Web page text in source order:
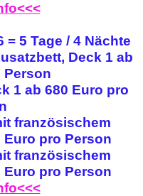
= 5 Tage / 4 Nächte
Deck 1 ab
Person
1 ab 680 Euro pro
französischem
Euro pro Person
französischem
Euro pro Person